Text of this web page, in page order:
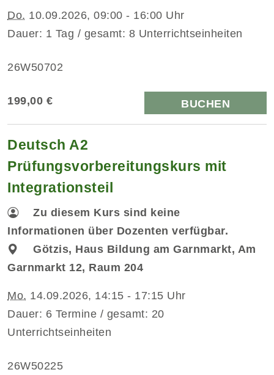
Do. 10.09.2026, 09:00 - 16:00 Uhr
Dauer: 1 Tag / gesamt: 8 Unterrichtseinheiten
26W50702
199,00 € BUCHEN
Deutsch A2
Prüfungsvorbereitungskurs mit
Integrationsteil
Zu diesem Kurs sind keine
Informationen über Dozenten verfügbar.
Götzis, Haus Bildung am Garnmarkt, Am
Garnmarkt 12, Raum 204
Mo. 14.09.2026, 14:15 - 17:15 Uhr
Dauer: 6 Termine / gesamt: 20
Unterrichtseinheiten
26W50225